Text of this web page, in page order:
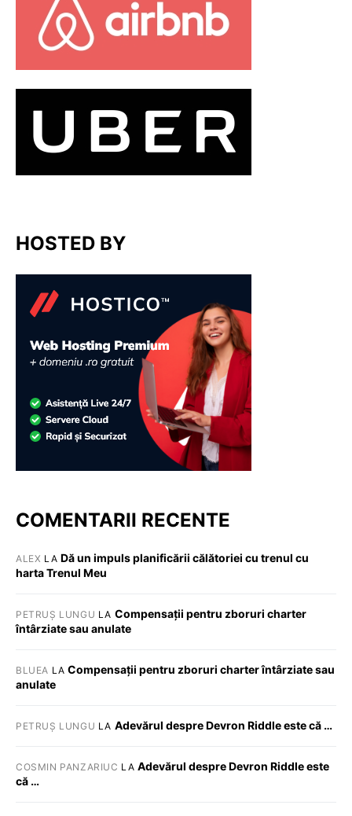
HOSTED BY
COMENTARII RECENTE
ALEX LA Dă un impuls planificării călătoriei cu trenul cu
harta Trenul Meu
PETRUȘ LUNGU LA Compensații pentru zboruri charter
întârziate sau anulate
BLUEA LACompensații pentru zboruri charter întârziate sau
anulate
PETRUȘ LUNGU LA Adevărul despre Devron Riddle este că …
COSMIN PANZARIUC LA Adevărul despre Devron Riddle este
că …